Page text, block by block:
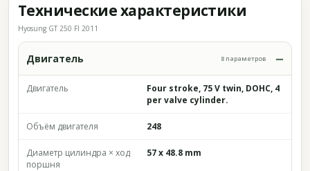
Технические характеристики
Hyosung GT 250 FI 2011
Двигатель 8 параметров
Двигатель
Four stroke, 75 V twin, DOHC, 4
per valve cylinder.
Объём двигателя 248
Диаметр цилиндра × ход
поршня
57 x 48.8 mm